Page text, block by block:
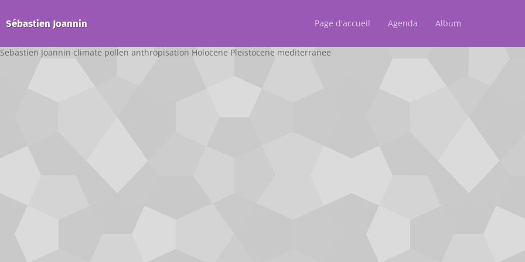
Sebastien Joannin climate pollen anthropisation Holocene Pleistocene mediterranee
Sébastien Joannin Page d'accueil Agenda Album